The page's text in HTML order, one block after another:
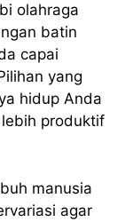
olahraga
batin
capai
yang
hidup Anda
produktif
manusia
agar